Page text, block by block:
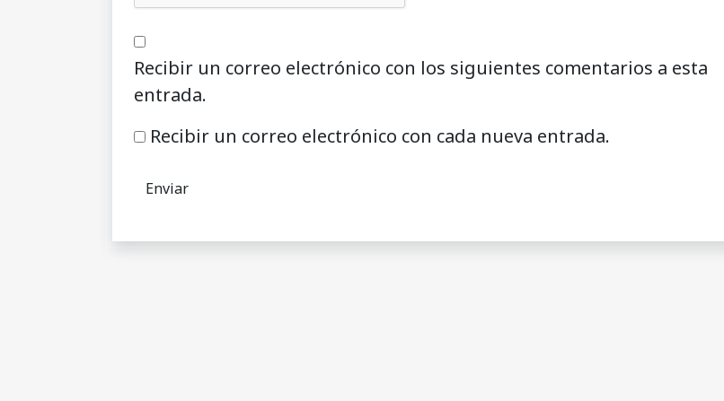
Recibir un correo electrónico con los siguientes comentarios a esta
entrada.
Recibir un correo electrónico con cada nueva entrada.